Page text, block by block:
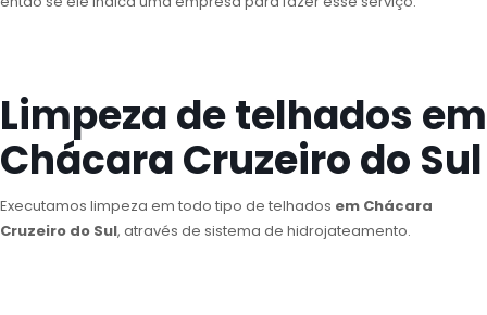
Limpeza de telhados em
Chácara Cruzeiro do Sul
Executamos limpeza em todo tipo de telhados em Chácara
Cruzeiro do Sul, através de sistema de hidrojateamento.